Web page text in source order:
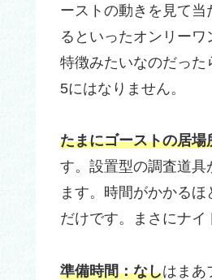
ーストの動きを見て
るといったオンリー
特徴みたいなのだっ
5にはなりません。
たまにゴーストの居場
す。設置型の調査道具
ます。時間がかかる
だけです。まさにナイ
準備時間：なしはまあ